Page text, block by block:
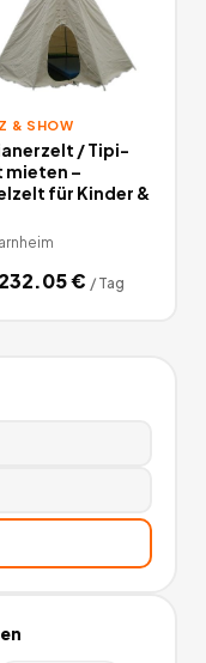
& SHOW
/ Tipi-
mieten –
für Kinder &
232.05€ / Tag